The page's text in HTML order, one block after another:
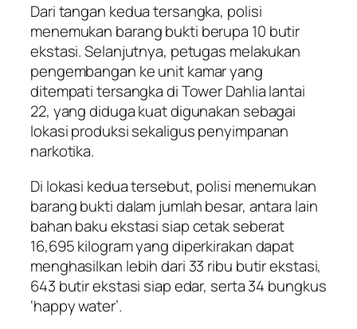
Dari tangan kedua tersangka, polisi
menemukan barang bukti berupa 10 butir
ekstasi. Selanjutnya, petugas melakukan
pengembangan ke unit kamar yang
ditempati tersangka di Tower Dahlia lantai
22, yang diduga kuat digunakan sebagai
lokasi produksi sekaligus penyimpanan
narkotika.
Di lokasi kedua tersebut, polisi menemukan
barang bukti dalam jumlah besar, antara lain
bahan baku ekstasi siap cetak seberat
16,695 kilogram yang diperkirakan dapat
menghasilkan lebih dari 33 ribu butir ekstasi,
643 butir ekstasi siap edar, serta 34 bungkus
‘happy water’.